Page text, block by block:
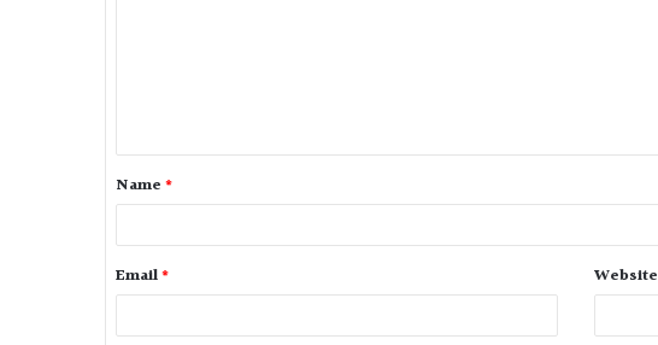
Name *
Email* Website